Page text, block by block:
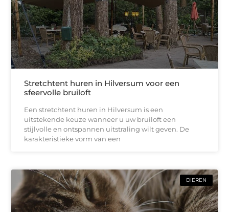
Stretchtent huren in Hilversum voor een
sfeervolle bruiloft
Een stretchtent huren in Hilversum is een
uitstekende keuze wanneer u uw bruiloft een
stijlvolle en ontspannen uitstraling wilt geven. De
karakteristieke vorm van een
DIEREN